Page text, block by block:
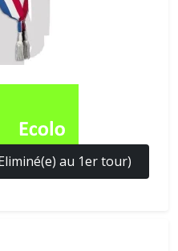
au 1er tour)